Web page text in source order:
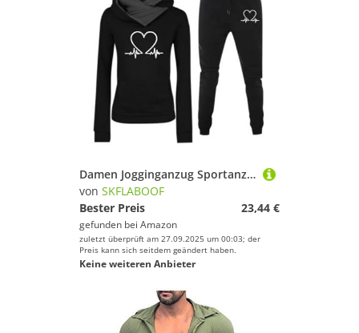
Damen Jogginganzug Sportanzug Jogginghose Baggy Zweiteiler Für Yoga Anzug Sportbekleidung Tracksuit Set Gym Schwarz, XL
von SKFLABOOF
Bester Preis
23,44 €
gefunden bei Amazon
zuletzt überprüft am 27.09.2025 um 00:03; der
Preis kann sich seitdem geändert haben.
Keine weiteren Anbieter